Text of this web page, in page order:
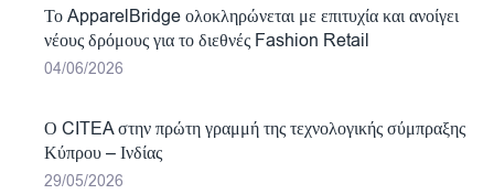
Το ApparelBridge ολοκληρώνεται με επιτυχία και ανοίγει
νέους δρόμους για το διεθνές Fashion Retail
04/06/2026
Ο CITEA στην πρώτη γραμμή της τεχνολογικής σύμπραξης
Κύπρου – Ινδίας
29/05/2026